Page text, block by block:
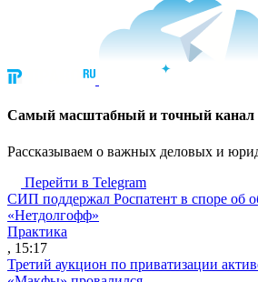
Cамый масштабный и точный канал
Рассказываем о важных деловых и
Перейти в Telegram
СИП поддержал Роспатент в споре об
«Нетдолгофф»
Практика
, 15:17
Третий аукцион по приватизации